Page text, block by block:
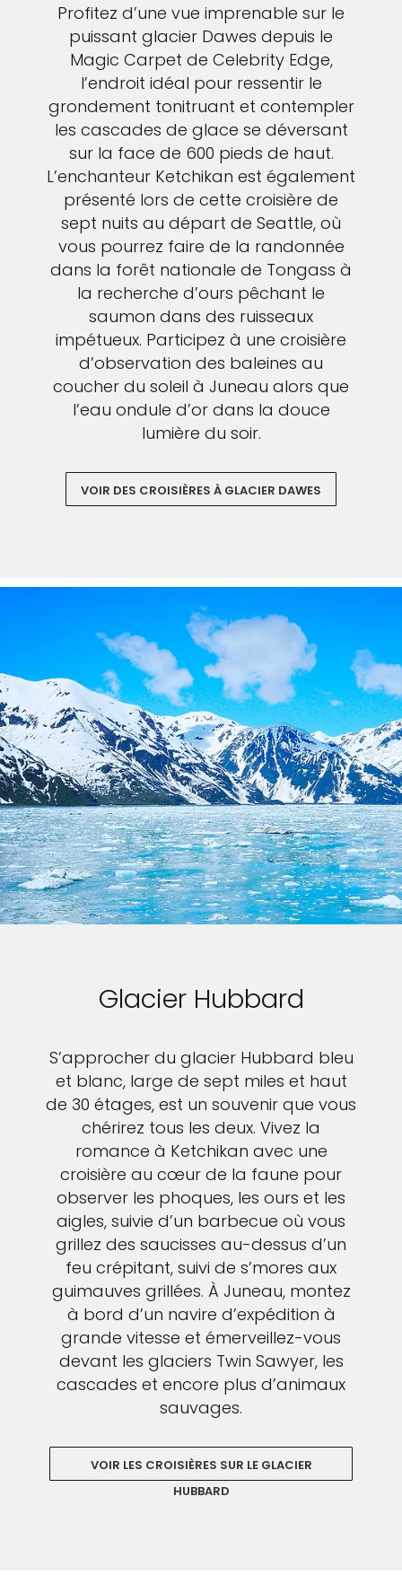
Profitez d’une vue imprenable sur le
puissant glacier Dawes depuis le
Magic Carpet de Celebrity Edge,
l’endroit idéal pour ressentir le
grondement tonitruant et contempler
les cascades de glace se déversant
sur la face de 600 pieds de haut.
L’enchanteur Ketchikan est également
présenté lors de cette croisière de
sept nuits au départ de Seattle, où
vous pourrez faire de la randonnée
dans la forêt nationale de Tongass à
la recherche d’ours pêchant le
saumon dans des ruisseaux
impétueux. Participez à une croisière
d’observation des baleines au
coucher du soleil à Juneau alors que
l’eau ondule d’or dans la douce
lumière du soir.
VOIR DES CROISIÈRES À GLACIER DAWES
Glacier Hubbard
S’approcher du glacier Hubbard bleu
et blanc, large de sept miles et haut
de 30 étages, est un souvenir que vous
chérirez tous les deux. Vivez la
romance à Ketchikan avec une
croisière au cœur de la faune pour
observer les phoques, les ours et les
aigles, suivie d’un barbecue où vous
grillez des saucisses au-dessus d’un
feu crépitant, suivi de s’mores aux
guimauves grillées. À Juneau, montez
à bord d’un navire d’expédition à
grande vitesse et émerveillez-vous
devant les glaciers Twin Sawyer, les
cascades et encore plus d’animaux
sauvages.
VOIR LES CROISIÈRES SUR LE GLACIER
HUBBARD